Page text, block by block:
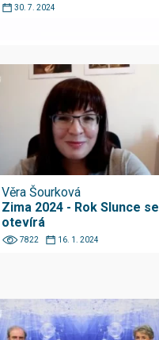
30. 7. 2024
Věra Šourková
Zima 2024 - Rok Slunce se
otevírá
7822 16. 1. 2024